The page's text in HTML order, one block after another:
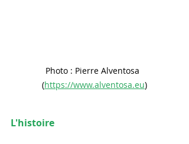
Photo : Pierre Alventosa
(https://www.alventosa.eu)
L'histoire